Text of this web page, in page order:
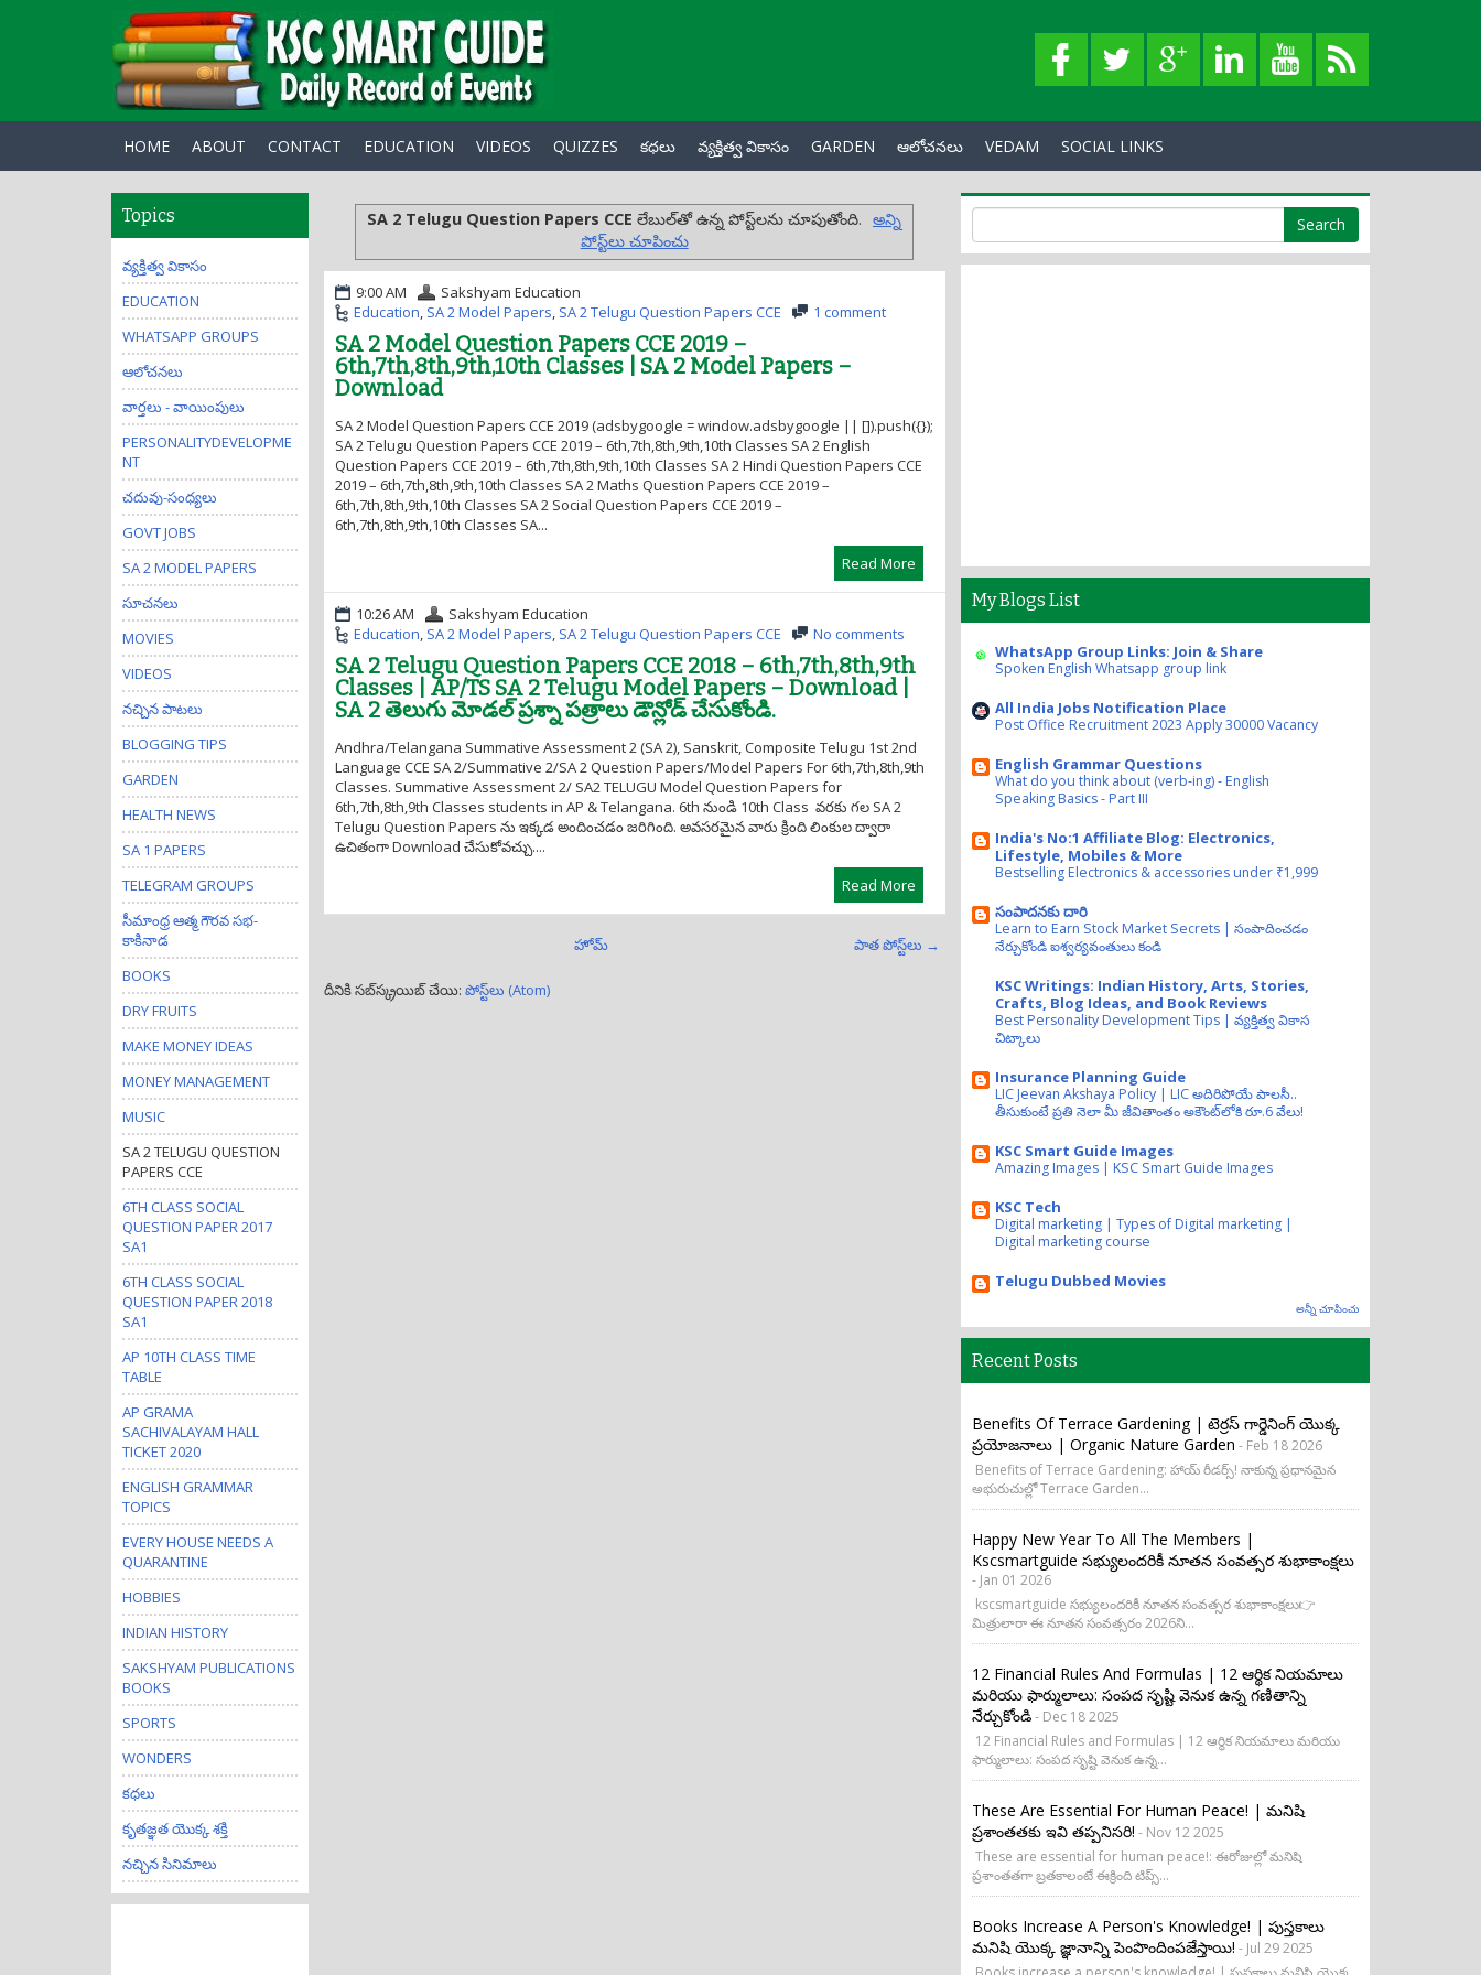
HOME ABOUT CONTACT EDUCATION VIDEOS QUIZZES కధలు వ్యక్తిత్వ వికాసం GARDEN ఆలోచనలు VEDAM SOCIAL LINKS
SA 2 Telugu Question Papers CCE లేబుల్‌తో ఉన్న పోస్ట్‌లను చూపుతోంది. అన్ని
పోస్ట్‌లు చూపించు
9:00 AM
Sakshyam Education
Education SA 2 Model Papers SA 2 Telugu Question Papers CCE 1 comment
SA 2 Model Question Papers CCE 2019 –
6th,7th,8th,9th,10th Classes | SA 2 Model Papers –
Download
SA 2 Model Question Papers CCE 2019 (adsbygoogle = window.adsbygoogle || []).push({});
SA 2 Telugu Question Papers CCE 2019 – 6th,7th,8th,9th,10th Classes SA 2 English
Question Papers CCE 2019 – 6th,7th,8th,9th,10th Classes SA 2 Hindi Question Papers CCE
2019 – 6th,7th,8th,9th,10th Classes SA 2 Maths Question Papers CCE 2019 –
6th,7th,8th,9th,10th Classes SA 2 Social Question Papers CCE 2019 –
6th,7th,8th,9th,10th Classes SA...
Read More
10:26 AM
Sakshyam Education
Education SA 2 Model Papers SA 2 Telugu Question Papers CCE No comments
SA 2 Telugu Question Papers CCE 2018 – 6th,7th,8th,9th
Classes | AP/TS SA 2 Telugu Model Papers – Download |
SA 2 తెలుగు మోడల్ ప్రశ్నా పత్రాలు డౌన్లోడ్ చేసుకోండి.
Andhra/Telangana Summative Assessment 2 (SA 2), Sanskrit, Composite Telugu 1st 2nd
Language CCE SA 2/Summative 2/SA 2 Question Papers/Model Papers For 6th,7th,8th,9th
Classes. Summative Assessment 2/ SA2 TELUGU Model Question Papers for
6th,7th,8th,9th Classes students in AP & Telangana. 6th నుండి 10th Class వరకు గల SA 2
Telugu Question Papers ను ఇక్కడ అందించడం జరిగింది. అవసరమైన వారు క్రింది లింకుల ద్వారా
ఉచితంగా Download చేసుకోవచ్చు....
Read More
పాత పోస్ట్‌లు →
హోమ్
దీనికి సబ్‌స్క్రయిబ్ చేయి: పోస్ట్‌లు (Atom)
Topics
వ్యక్తిత్వ వికాసం
EDUCATION
WHATSAPP GROUPS
ఆలోచనలు
వార్తలు - వాయింపులు
PERSONALITYDEVELOPME
NT
చదువు-సంధ్యలు
GOVT JOBS
SA 2 MODEL PAPERS
సూచనలు
MOVIES
VIDEOS
నచ్చిన పాటలు
BLOGGING TIPS
GARDEN
HEALTH NEWS
SA 1 PAPERS
TELEGRAM GROUPS
సీమాంధ్ర ఆత్మ గౌరవ సభ-
కాకినాడ
BOOKS
DRY FRUITS
MAKE MONEY IDEAS
MONEY MANAGEMENT
MUSIC
SA 2 TELUGU QUESTION
PAPERS CCE
6TH CLASS SOCIAL
QUESTION PAPER 2017
SA1
6TH CLASS SOCIAL
QUESTION PAPER 2018
SA1
AP 10TH CLASS TIME
TABLE
AP GRAMA
SACHIVALAYAM HALL
TICKET 2020
ENGLISH GRAMMAR
TOPICS
EVERY HOUSE NEEDS A
QUARANTINE
HOBBIES
INDIAN HISTORY
SAKSHYAM PUBLICATIONS
BOOKS
SPORTS
WONDERS
కధలు
కృతజ్ఞత యొక్క శక్తి
నచ్చిన సినిమాలు
My Blogs List
WhatsApp Group Links: Join & Share
Spoken English Whatsapp group link
All India Jobs Notification Place
Post Office Recruitment 2023 Apply 30000 Vacancy
English Grammar Questions
What do you think about (verb-ing) - English
Speaking Basics - Part III
India's No:1 Affiliate Blog: Electronics,
Lifestyle, Mobiles & More
Bestselling Electronics & accessories under ₹1,999
సంపాదనకు దారి
Learn to Earn Stock Market Secrets | సంపాదించడం
నేర్చుకోండి ఐశ్వర్యవంతులు కండి
KSC Writings: Indian History, Arts, Stories,
Crafts, Blog Ideas, and Book Reviews
Best Personality Development Tips | వ్యక్తిత్వ వికాస
చిట్కాలు
Insurance Planning Guide
LIC Jeevan Akshaya Policy | LIC అదిరిపోయే పాలసీ..
తీసుకుంటే ప్రతి నెలా మీ జీవితాంతం అకౌంట్‌లోకి రూ.6 వేలు!
KSC Smart Guide Images
Amazing Images | KSC Smart Guide Images
KSC Tech
Digital marketing | Types of Digital marketing |
Digital marketing course
Telugu Dubbed Movies
అన్నీ చూపించు
Recent Posts
Benefits Of Terrace Gardening | టెర్రస్ గార్డెనింగ్ యొక్క
ప్రయోజనాలు | Organic Nature Garden - Feb 18 2026
Benefits of Terrace Gardening: హాయ్ రీడర్స్! నాకున్న ప్రధానమైన
అభురుచుల్లో Terrace Garden...
Happy New Year To All The Members |
Kscsmartguide సభ్యులందరికీ నూతన సంవత్సర శుభాకాంక్షలు
- Jan 01 2026
kscsmartguide సభ్యులందరికీ నూతన సంవత్సర శుభాకాంక్షలు👉
మిత్రులారా ఈ నూతన సంవత్సరం 2026ని...
12 Financial Rules And Formulas | 12 ఆర్థిక నియమాలు
మరియు ఫార్ములాలు: సంపద సృష్టి వెనుక ఉన్న గణితాన్ని
నేర్చుకోండి- Dec 18 2025
12 Financial Rules and Formulas | 12 ఆర్థిక నియమాలు మరియు
ఫార్ములాలు: సంపద సృష్టి వెనుక ఉన్న...
These Are Essential For Human Peace! | మనిషి
ప్రశాంతతకు ఇవి తప్పనిసరి! - Nov 12 2025
These are essential for human peace!: ఈరోజుల్లో మనిషి
ప్రశాంతతగా బ్రతకాలంటే ఈక్రింది టిప్స్...
Books Increase A Person's Knowledge! | పుస్తకాలు
మనిషి యొక్క జ్ఞానాన్ని పెంపొందింపజేస్తాయి! - Jul 29 2025